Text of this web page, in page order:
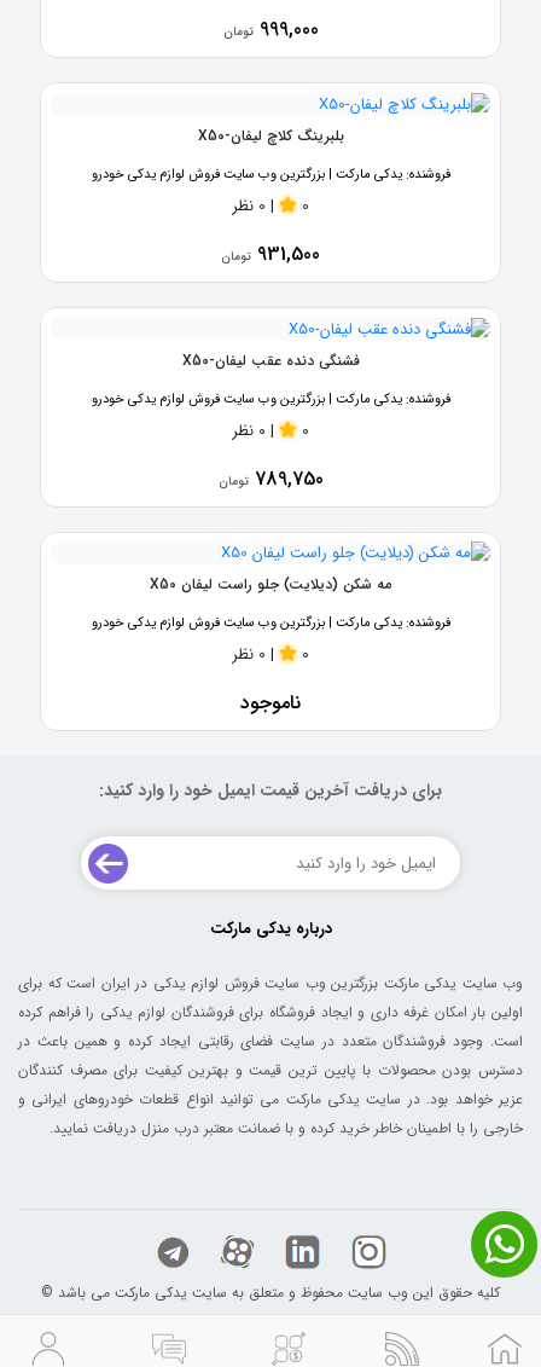
999,000 تومان
بلبرینگ کلاچ لیفان-X50
فروشنده: یدکی مارکت | بزرگترین وب سایت فروش لوازم یدکی خودرو
0
| 0 نظر
931,500 تومان
فشنگی دنده عقب لیفان-X50
فروشنده: یدکی مارکت | بزرگترین وب سایت فروش لوازم یدکی خودرو
0
| 0 نظر
789,750 تومان
مه شکن (دیلایت) جلو راست لیفان X50
فروشنده: یدکی مارکت | بزرگترین وب سایت فروش لوازم یدکی خودرو
0
| 0 نظر
ناموجود
برای دریافت آخرین قیمت ایمیل خود را وارد کنید:
درباره یدکی مارکت
وب سایت یدکی مارکت بزرگترین وب سایت فروش لوازم یدکی در ایران است که برای
اولین بار امکان غرفه داری و ایجاد فروشگاه برای فروشندگان لوازم یدکی را فراهم کرده
است. وجود فروشندگان متعدد در سایت فضای رقابتی ایجاد کرده و همین باعث در
دسترس بودن محصولات با پایین ترین قیمت و بهترین کیفیت برای مصرف کنندگان
عزیر خواهد بود. در سایت یدکی مارکت می توانید انواع قطعات خودروهای ایرانی و
خارجی را با اطمینان خاطر خرید کرده و با ضمانت معتبر درب منزل دریافت نمایید.
© کلیه حقوق این وب سایت محفوظ و متعلق به سایت یدکی مارکت می باشد